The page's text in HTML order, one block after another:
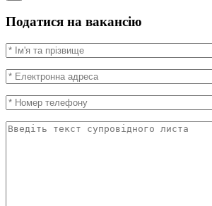
Податися на вакансію